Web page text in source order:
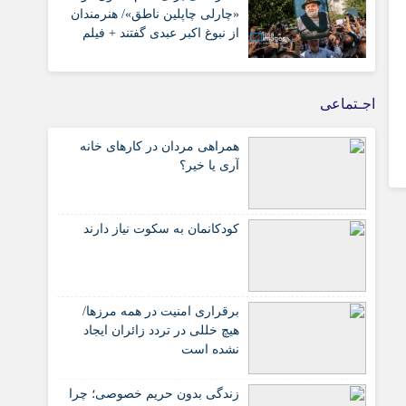
«چارلی چاپلین ناطق»/ هنرمندان
از نبوغ اکبر عبدی گفتند + فیلم
اجـتماعی
همراهی مردان در کارهای خانه
آری یا خیر؟
کودکانمان به سکوت نیاز دارند
برقراری امنیت در همه مرزها/
هیچ‌ خللی در تردد زائران ایجاد
نشده است
زندگی بدون حریم خصوصی؛ چرا